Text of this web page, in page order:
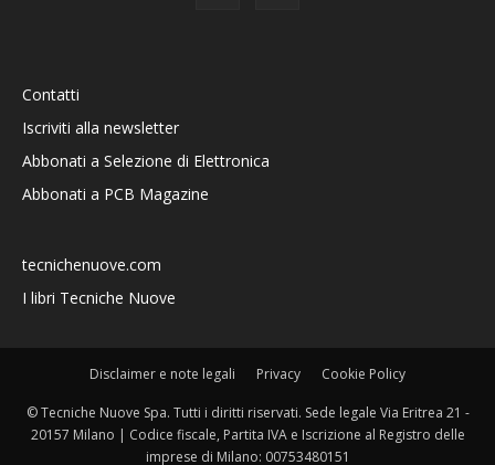
Contatti
Iscriviti alla newsletter
Abbonati a Selezione di Elettronica
Abbonati a PCB Magazine
tecnichenuove.com
I libri Tecniche Nuove
Disclaimer e note legali Privacy Cookie Policy
© Tecniche Nuove Spa. Tutti i diritti riservati. Sede legale Via Eritrea 21 -
20157 Milano | Codice fiscale, Partita IVA e Iscrizione al Registro delle
imprese di Milano: 00753480151